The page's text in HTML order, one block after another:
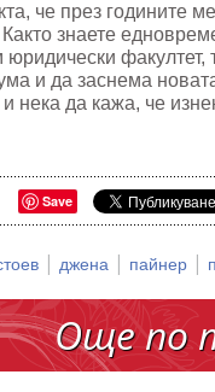
че през годините
знаете
юридически
и да заснема
нека да кажа, че
Save
| джена | пайнер |
Още по